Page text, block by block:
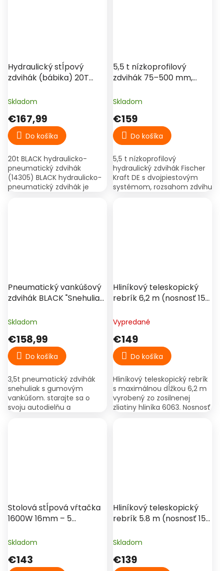
Hydraulický stĺpový
zdvihák (bábika) 20T
Skladom
€167,99
Do košíka
20t BLACK hydraulicko-
pneumatický zdvihák
(14305) BLACK hydraulicko-
pneumatický zdvihák je
5,5 t nízkoprofilový
zdvihák 75–500 mm,
Kraft DE
Skladom
€159
Do košíka
5,5 t nízkoprofilový
hydraulický zdvihák Fischer
Kraft DE s dvojpiestovým
systémom, rozsahom zdvihu
Pneumatický vankúšový
zdvihák BLACK "Snehuliak"
Skladom
€158,99
Do košíka
3,5t pneumatický zdvihák
snehuliak s gumovým
vankúšom. starajte sa o
svoju autodielňu a
Hliníkový teleskopický
rebrík 6,2 m (nosnosť 150
Vypredané
€149
Do košíka
Hliníkový teleskopický rebrík
s maximálnou dĺžkou 6,2 m
vyrobený zo zosilnenej
zliatiny hliníka 6063. Nosnosť
Stolová stĺpová vŕtačka
1600W 16mm – 5
do kovu a dreva BLACK
Skladom
€143
Hliníkový teleskopický
rebrík 5.8 m (nosnosť 150
Skladom
€139